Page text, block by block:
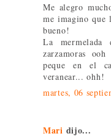
Me alegro
me imagino que
bueno!
La
zarzamoras
peque en el
veranear... ohh!
martes, 06
Mari dijo...